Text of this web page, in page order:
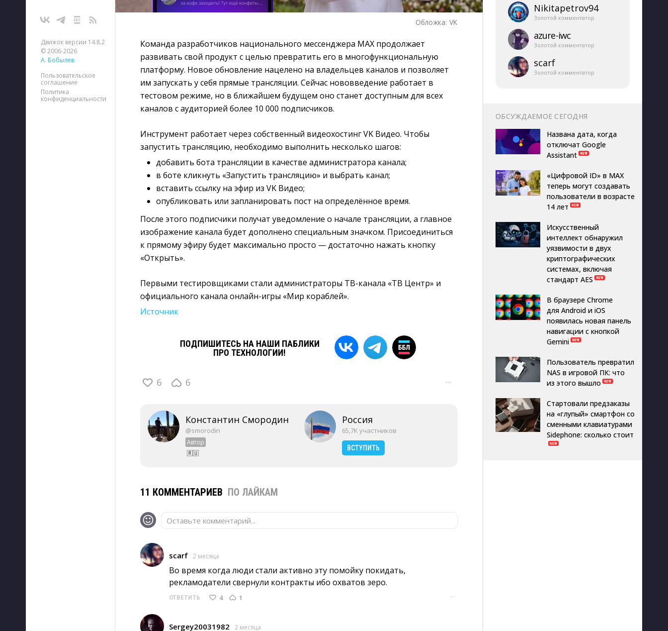
Движок версии 14.8.2
© 2006-2026
А. Бобылев
Пользовательское
соглашение
Политика
конфиденциальности
Обложка: VK
Команда разработчиков национального мессенджера MAX продолжает
развивать свой продукт с целью превратить его в многофункциональную
платформу. Новое обновление нацелено на владельцев каналов и позволяет
им запускать у себя прямые трансляции. Сейчас нововведение работает в
тестовом режиме, но в ближайшем будущем оно станет доступным для всех
каналов с аудиторией более 10 000 подписчиков.
Инструмент работает через собственный видеохостинг VK Видео. Чтобы
запустить трансляцию, необходимо выполнить несколько шагов:
добавить бота трансляции в качестве администратора канала;
в боте кликнуть «Запустить трансляцию» и выбрать канал;
вставить ссылку на эфир из VK Видео;
опубликовать или запланировать пост на определённое время.
После этого подписчики получат уведомление о начале трансляции, а главное
изображение канала будет дополнено специальным значком. Присоединиться
к прямому эфиру будет максимально просто — достаточно нажать кнопку
«Открыть».
Первыми тестировщиками стали администраторы ТВ-канала «ТВ Центр» и
официального канала онлайн-игры «Мир кораблей».
Источник
ПОДПИШИТЕСЬ НА НАШИ ПАБЛИКИ
ПРО ТЕХНОЛОГИИ!
6 6 ···
Константин Смородин
@smorodin
Автор
🇷🇺
Россия
65,7K участников
ВСТУПИТЬ
11 КОММЕНТАРИЕВ ПО ЛАЙКАМ
Оставьте комментарий...
scarf 2 месяца
Во время когда люди стали активно эту помойку покидать,
рекламодатели свернули контракты ибо охватов зеро.
ОТВЕТИТЬ 4 1 ···
Sergey20031982 2 месяца
Nikitapetrov94
Золотой комментатор
azure-​iwc
Золотой комментатор
scarf
Золотой комментатор
ОБСУЖДАЕМОЕ СЕГОДНЯ
Названа дата, когда
отключат Google
Assistant
«Цифровой ID» в MAX
теперь могут создавать
пользователи в возрасте
14 лет
Искусственный
интеллект обнаружил
уязвимости в двух
криптографических
системах, включая
стандарт AES
В браузере Chrome
для Android и iOS
появилась новая панель
навигации с кнопкой
Gemini
Пользователь превратил
NAS в игровой ПК: что
из этого вышло
Стартовали предзаказы
на «глупый» смартфон со
сменными клавиатурами
Sidephone: сколько стоит